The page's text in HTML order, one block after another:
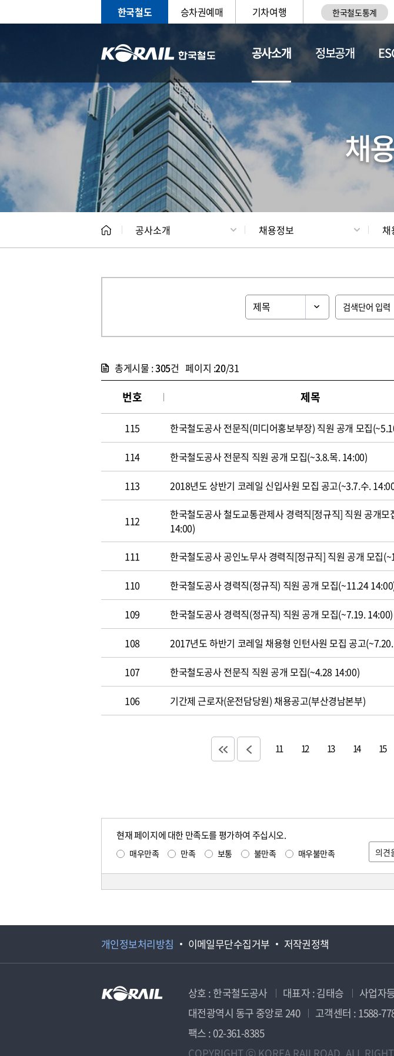
한국철도 승차권예매 기차여행 한국철도통계
공사소개
CEO 일반현황
정보공개
채
공사소개 채용정보 채
총게시물 :305건 페이지 :20/31
번호 제목
115 한국철도공사 전문직(미디어홍보부장) 직원 공개 모집
114 한국철도공사 전문직 직원 공개 모집(~3.8.목. 14:00)
113 2018년도 상반기 코레일 신입사원 모집 공고(~3.7.수.
112
한국철도공사 철도교통관제사 경력직[정규직] 직원 공개모
14:00)
111 한국철도공사 공인노무사 경력직[정규직] 직원 공개 모집
110 한국철도공사 경력직(정규직) 직원 공개 모집(~11.24
109 한국철도공사 경력직(정규직) 직원 공개 모집(~7.19. 14:00)
108 2017년도 하반기 코레일 채용형 인턴사원 모집 공고
107 한국철도공사 전문직 직원 공개 모집(~4.28 14:00)
106 기간제 근로자(운전담당원) 채용공고(부산경남본부)
11 12 13 14 15
현재 페이지에 대한 만족도를 평가하여 주십시오.
매우만족 만족 보통 불만족 매우불만족
개인정보처리방침 이메일무단수집거부 저작권정책
상호 : 한국철도공사 대표자 : 김태승 사업자
대전광역시 동구 중앙로 240
고객센터 : 1588-
팩스 : 02-361-8385
COPYRIGHT ⓒ KOREA RAILROAD. ALL